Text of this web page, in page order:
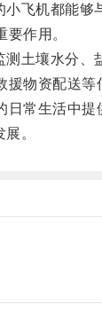
机都能够
作用。
壤水分、
资配送等
生活中提
。